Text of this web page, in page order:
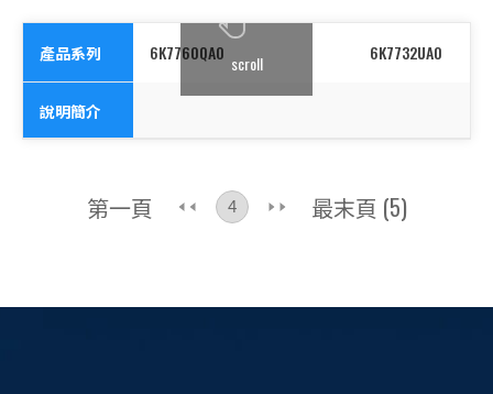
scroll
產品系列 6K7760QA0 6K7732UA0
說明簡介
第一頁 最末頁 (5)